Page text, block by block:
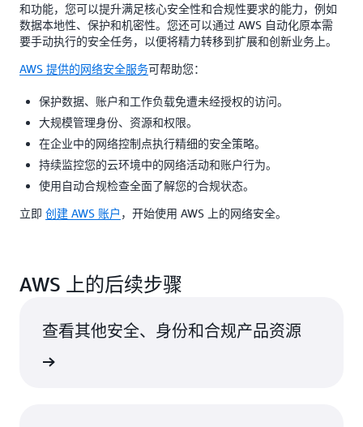
和功能，您可以提升满足核心安全性和合规性要求的能力，例如
数据本地性、保护和机密性。您还可以通过 AWS 自动化原本需
要手动执行的安全任务，以便将精力转移到扩展和创新业务上。
AWS 提供的网络安全服务可帮助您：
保护数据、账户和工作负载免遭未经授权的访问。
大规模管理身份、资源和权限。
在企业中的网络控制点执行精细的安全策略。
持续监控您的云环境中的网络活动和账户行为。
使用自动合规检查全面了解您的合规状态。
立即 创建 AWS 账户 ，开始使用 AWS 上的网络安全。
AWS 上的后续步骤
查看其他安全、身份和合规产品资源